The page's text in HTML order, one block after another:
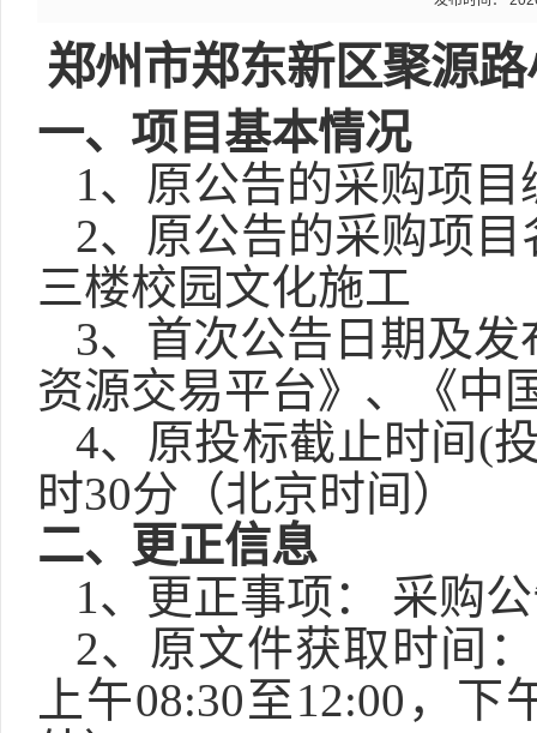
郑州市郑东新区聚源
一、项目基本情况
1、原公告的采购项目
2、原公告的采购项目
三楼校园文化施工
3、首次公告日期及发
资源交易平台》、《中
4、原投标截止时间(
时30分 （北京时间）
二、更正信息
1、更正事项：
采购
2、原文件获取时间
上午08:30至12:00，